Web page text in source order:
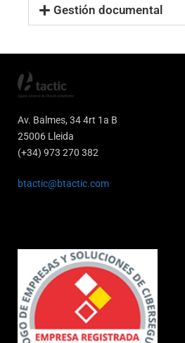
Gestión documental
Av. Balmes, 34 4rt 1a B
25006 Lleida
(+34) 973 270 382
btactic@btactic.com